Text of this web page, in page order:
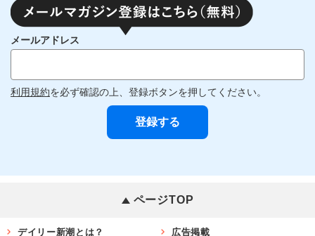
メールアドレス
利用規約を必ず確認の上、登録ボタンを押してください。
ページTOP
デイリー新潮とは？ 広告掲載